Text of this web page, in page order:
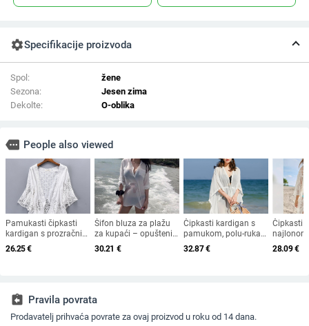
settingsSpecifikacije proizvoda
Spol:
žene
Sezona:
Jesen zima
Dekolte:
O-oblika
more People also viewed
Pamukasti čipkasti
kardigan s prozračnim
uzorkom, 3/4 rukava,
V-izrez, lagani vanjski
26.25€
Šifon bluza za plažu
za kupaći – opušteni
kroj, V-izrez, dugi
rukav, srednja duljina
30.21 €
Čipkasti kardigan s
pamukom, polu-rukavi,
šifonski sloj za zaštitu
od sunca, ženska
32.87€
Čipkasti
V-izrez,
opušten
28.09€
assignment_return Pravila povrata
Prodavatelj prihvaća povrate za ovaj proizvod u roku od 14 dana.